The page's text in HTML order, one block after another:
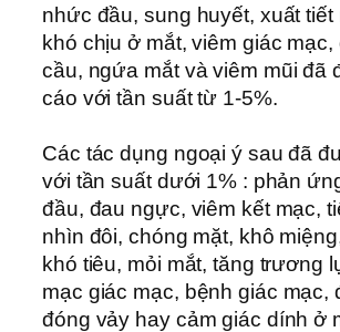
nhức đầu, sung huyết, xuất tiết
khó chịu ở mắt, viêm giác mạc,
cầu, ngứa mắt và viêm mũi đã
cáo với tần suất từ 1-5%.
Các tác dụng ngoại ý sau đã
với tần suất dưới 1% : phản
đầu, đau ngực, viêm kết mạc,
nhìn đôi, chóng mặt, khô
khó tiêu, mỏi mắt, tăng trương
mạc giác mạc, bệnh giác mạc,
đóng vảy hay cảm giác dính ở